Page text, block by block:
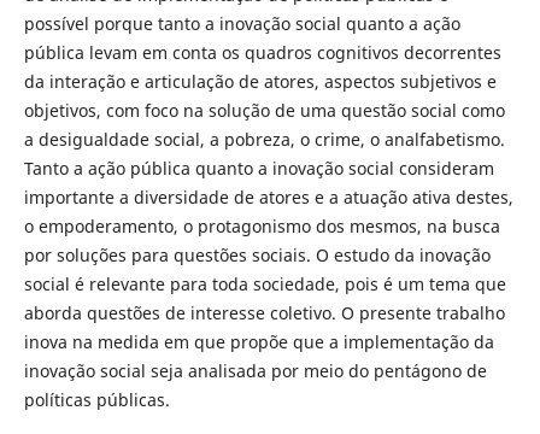
possível porque tanto a inovação social quanto a ação
pública levam em conta os quadros cognitivos decorrentes
da interação e articulação de atores, aspectos subjetivos e
objetivos, com foco na solução de uma questão social como
a desigualdade social, a pobreza, o crime, o analfabetismo.
Tanto a ação pública quanto a inovação social consideram
importante a diversidade de atores e a atuação ativa destes,
o empoderamento, o protagonismo dos mesmos, na busca
por soluções para questões sociais. O estudo da inovação
social é relevante para toda sociedade, pois é um tema que
aborda questões de interesse coletivo. O presente trabalho
inova na medida em que propõe que a implementação da
inovação social seja analisada por meio do pentágono de
políticas públicas.